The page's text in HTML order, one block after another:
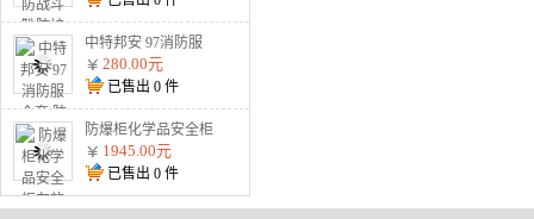
02款消防靴
中特邦安 97消防服
全套 防火服五件套
森林战斗防护服 97
消防服五件套纯棉阻
燃款
280.00元
已售出 0 件
防爆柜化学品安全柜
存放柜易燃易爆危化
品储存柜酒精双锁试
剂柜油漆防火防爆箱
45加仑黄色
1945.00元
已售出 0 件